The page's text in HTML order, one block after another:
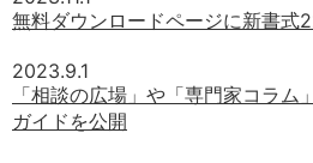
無料ダウンロードページに新書式
2023.9.1
「相談の広場」や「専門家コラム
ガイドを公開